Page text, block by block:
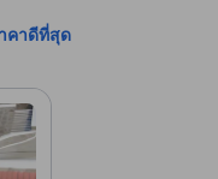
คาดีที่สุด